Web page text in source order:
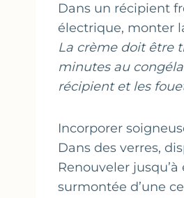
Dans un récipient
électrique, monter
La crème doit être
minutes au
récipient et les
Incorporer
Dans des verres,
Renouveler
surmontée d’une